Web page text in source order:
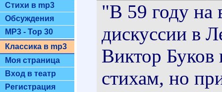
Стихи в mp3
Обсуждения
MP3 - Top 30
Классика в mp3
Моя страница
Вход в театр
Регистрация
"В 59 году на
дискуссии в
Виктор Буков
стихам, но